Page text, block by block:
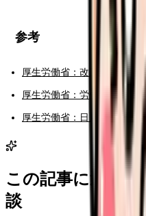
参考
厚生労働省：改正に関する
厚生労働省：労働者派遣事
厚生労働省：日雇派遣労働
この記事に近い看
談